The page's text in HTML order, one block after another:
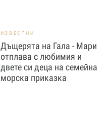
ИЗВЕСТНИ
Дъщерята на Гала - Мари
отплава с любимия и
двете си деца на семейна
морска приказка